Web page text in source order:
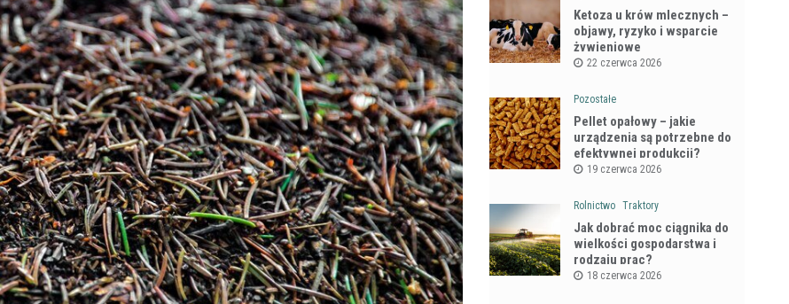
Ketoza u krów mlecznych –
objawy, ryzyko i wsparcie
żywieniowe
22 czerwca 2026
Pozostałe
Pellet opałowy – jakie
urządzenia są potrzebne do
efektywnej produkcji?
19 czerwca 2026
Rolnictwo Traktory
Jak dobrać moc ciągnika do
wielkości gospodarstwa i
rodzaju prac?
18 czerwca 2026